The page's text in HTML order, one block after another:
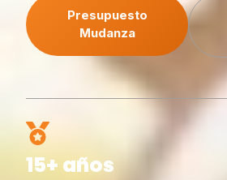
Presupuesto
Mudanza
15+ años